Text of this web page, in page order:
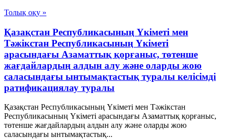
Толық оқу »
Қазақстан Республикасының Үкіметі мен
Тәжікстан Республикасының Үкіметі
арасындағы Азаматтық қорғаныс, төтенше
жағдайлардың алдын алу және оларды жою
саласындағы ынтымақтастық туралы келісімді
ратификациялау туралы
Қазақстан Республикасының Үкіметі мен Тәжікстан
Республикасының Үкіметі арасындағы Азаматтық қорғаныс,
төтенше жағдайлардың алдын алу және оларды жою
саласындағы ынтымақтастық...